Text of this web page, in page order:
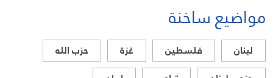
مواضيع ساخنة
لبنان فلسطين غزة
حزب الله